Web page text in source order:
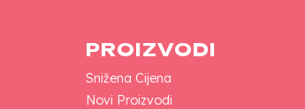
PROIZVODI
Snižena Cijena
Novi Proizvodi